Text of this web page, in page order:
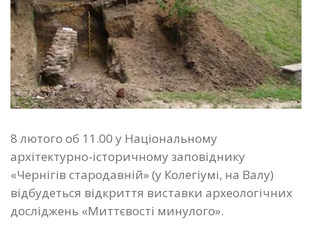
8 лютого об 11.00 у Національному
архітектурно-історичному заповіднику
«Чернігів стародавній» (у Колегіумі, на Валу)
відбудеться відкриття виставки археологічних
досліджень «Миттєвості минулого».